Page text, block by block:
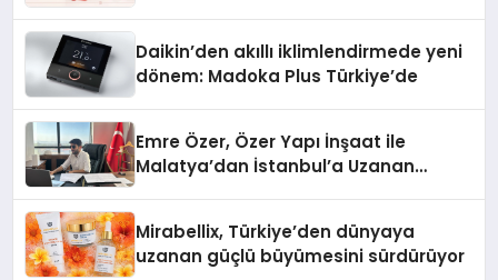
Daikin’den akıllı iklimlendirmede yeni
dönem: Madoka Plus Türkiye’de
Emre Özer, Özer Yapı İnşaat ile
Malatya’dan İstanbul’a Uzanan
Mirabellix, Türkiye’den dünyaya
uzanan güçlü büyümesini sürdürüyor